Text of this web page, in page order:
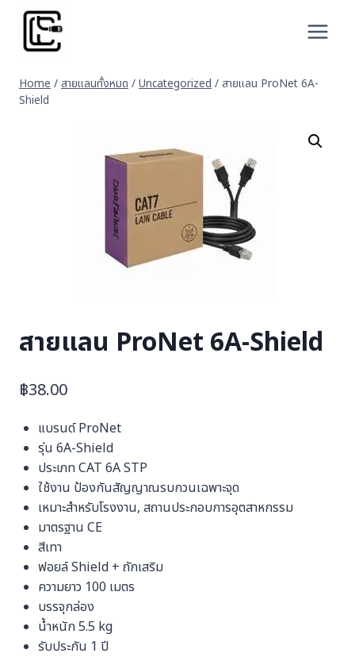
Skip
content
Home / สายแลนทั้งหมด / Uncategorized / สายแลน ProNet 6A-
Shield
สายแลน ProNet 6A-Shield
฿38.00
แบรนด์ ProNet
รุ่น 6A-Shield
ประเภท CAT 6A STP
ใช้งาน ป้องกันสัญญาณรบกวนเฉพาะจุด
เหมาะสำหรับโรงงาน, สถานประกอบการอุตสาหกรรม
มาตรฐาน CE
สีเทา
ฟอยล์ Shield + ถักเสริม
ความยาว 100 เมตร
บรรจุกล่อง
น้ำหนัก 5.5 kg
รับประกัน 1 ปี